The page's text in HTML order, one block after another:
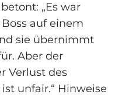
„Es war
auf einem
sie übernimmt
Aber der
Verlust des
unfair.“ Hinweise